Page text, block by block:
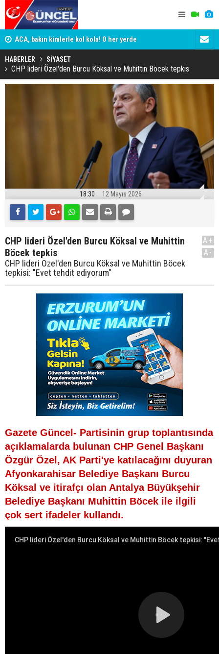
ACA, bakın kimlerle kol kola! O her yerde ADALET
HABERLER SİYASET
CHP lideri Özel'den Burcu Köksal ve Muhittin Böcek tepkis
18:30 12 Mayıs 2026
CHP lideri Özel'den Burcu Köksal ve Muhittin
Böcek tepkis
CHP lideri Özel'den Burcu Köksal ve Muhittin Böcek
tepkisi: "Evet tehdit ediyorum"
A+
A-
Gazete Güncel- Partisinin grup toplantısında
açıklamalarda bulunan CHP Genel Başkanı
Özgür Özel, AK Parti'ye katılacağını duyuran
Afyonkarahisar Belediye Başkanı Burcu
Köksal ve itirafçı olan Antalya Büyükşehir
Belediye Başkanı Muhittin Böcek ile ilgili
çok sert ifadeler kullandı.